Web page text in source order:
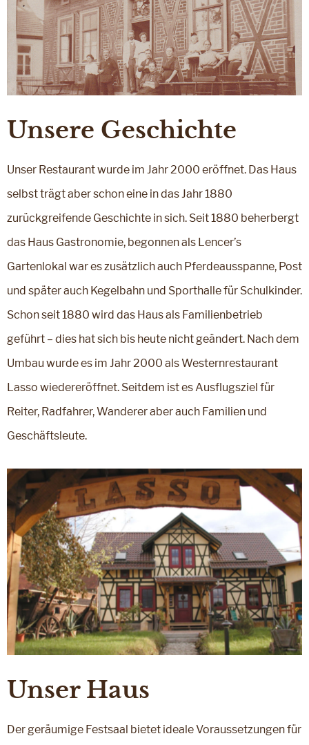
Unsere Geschichte
Unser Restaurant wurde im Jahr 2000 eröffnet. Das Haus
selbst trägt aber schon eine in das Jahr 1880
zurückgreifende Geschichte in sich. Seit 1880 beherbergt
das Haus Gastronomie, begonnen als Lencer’s
Gartenlokal war es zusätzlich auch Pferdeausspanne, Post
und später auch Kegelbahn und Sporthalle für Schulkinder.
Schon seit 1880 wird das Haus als Familienbetrieb
geführt – dies hat sich bis heute nicht geändert. Nach dem
Umbau wurde es im Jahr 2000 als Westernrestaurant
Lasso wiedereröffnet. Seitdem ist es Ausflugsziel für
Reiter, Radfahrer, Wanderer aber auch Familien und
Geschäftsleute.
Unser Haus
Der geräumige Festsaal bietet ideale Voraussetzungen für